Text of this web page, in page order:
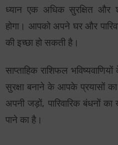
ध्यान एक अधिक सुरक्षित और
होगा। आपको अपने घर और
की इच्छा हो सकती है।
साप्ताहिक राशिफल
सुरक्षा बनाने के आपके प्रयासों
अपनी जड़ों, पारिवारिक बंधनों
पाने का है।